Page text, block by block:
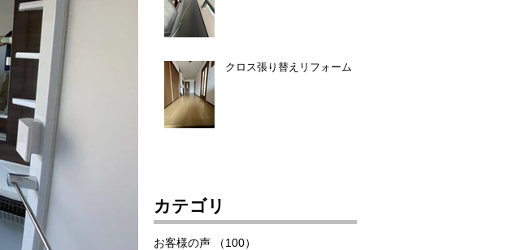
クロス張り替えリフォーム
カテゴリ
お客様の声 （100）